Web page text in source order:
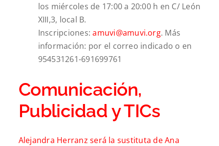
los miércoles de 17:00 a 20:00 h en C/ León
XIII,3, local B.
Inscripciones:amuvi@amuvi.org. Más
información: por el correo indicado o en
954531261-691699761
Comunicación,
Publicidad y TICs
Alejandra Herranz será la sustituta de Ana